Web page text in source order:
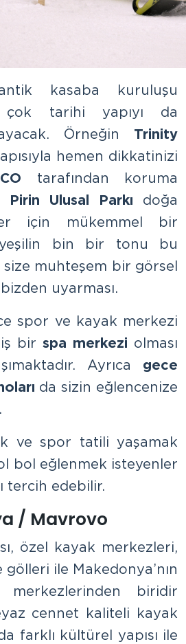
kasaba kuruluşu
tarihi yapıyı da
Örneğin Trinity
hemen dikkatinizi
tarafından koruma
Pirin Ulusal Parkı doğa
için mükemmel bir
yeşilin bin bir tonu bu
muhteşem bir görsel
uyarması.
spor ve kayak merkezi
bir spa merkezi olması
Ayrıca gece
da sizin eğlencenize
ve spor tatili yaşamak
bol eğlenmek isteyenler
tercih edebilir.
/ Mavrovo
özel kayak merkezleri,
ile Makedonya’nın
biridir
cennet kaliteli kayak
farklı kültürel yapısı ile